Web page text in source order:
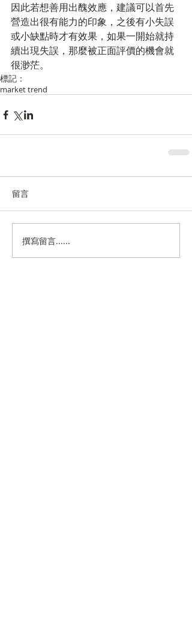
因此若想善用出醜效應，建議可以首先
營造出很有能力的印象，之後有小失誤
或小缺點時才有效果，如果一開始就持
續出現失誤，那麼被正面評價的機會就
很渺茫。
標記：
market trend
留言
撰寫留言......